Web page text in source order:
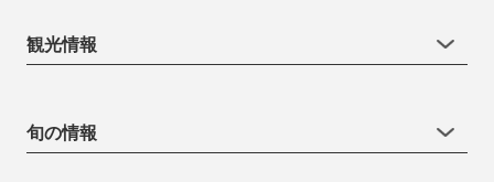
観光情報
旬の情報